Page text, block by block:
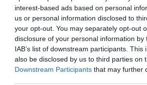
interest-based ads based on personal
us or personal information disclosed to
your opt-out. You may separately opt-out
disclosure of your personal information by
IAB’s list of downstream participants. This
also be disclosed by us to third parties on
Downstream Participants that may further
Βραβείο
από τις
Η νύφη
νέο
Γούλριτς